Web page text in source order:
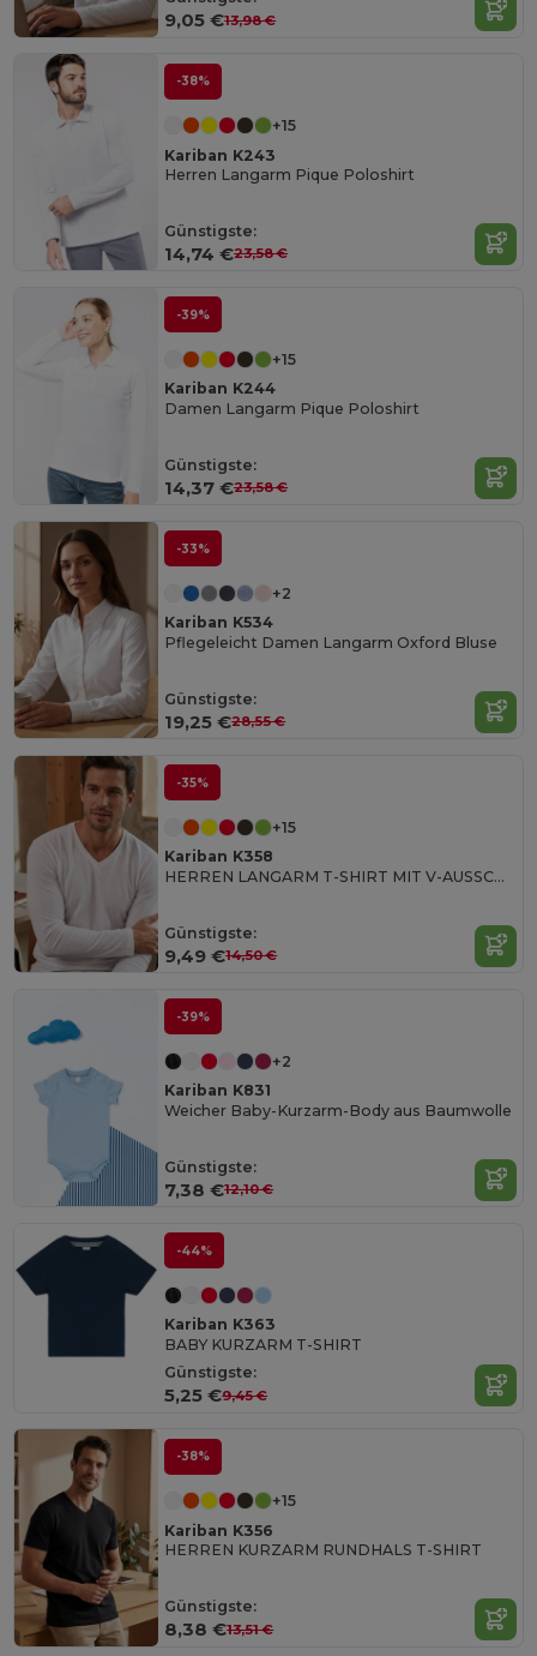
9,05 €13,98 €
-38%
+15
Kariban K243
Herren Langarm Pique Poloshirt
Günstigste:
14,74 €23,58 €
-39%
+15
Kariban K244
Damen Langarm Pique Poloshirt
Günstigste:
14,37 €23,58 €
-33%
+2
Kariban K534
Pflegeleicht Damen Langarm Oxford Bluse
Günstigste:
19,25 €28,55 €
-35%
+15
Kariban K358
HERREN LANGARM T-SHIRT MIT V-AUSSCHNITT
Günstigste:
9,49 €14,50 €
-39%
+2
Kariban K831
Weicher Baby-Kurzarm-Body aus Baumwolle
Günstigste:
7,38 €12,10 €
-44%
Kariban K363
BABY KURZARM T-SHIRT
Günstigste:
5,25 €9,45 €
-38%
+15
Kariban K356
HERREN KURZARM RUNDHALS T-SHIRT
Günstigste:
8,38 €13,51 €